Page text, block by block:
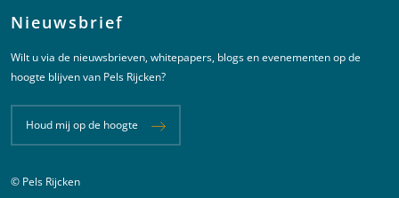
Nieuwsbrief
Wilt u via de nieuwsbrieven, whitepapers, blogs en evenementen op de
hoogte blijven van Pels Rijcken?
Houd mij op de hoogte
© Pels Rijcken